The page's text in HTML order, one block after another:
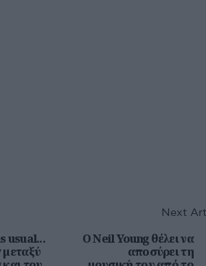
usual...
Next
O Neil Young θέλει να
αποσύρει τη